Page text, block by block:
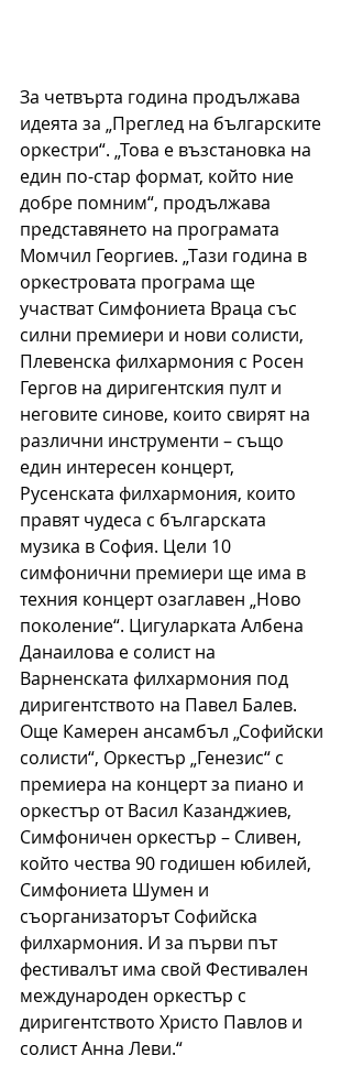
За четвърта година продължава
идеята за „Преглед на българските
оркестри“. „Това е възстановка на
един по-стар формат, който ние
добре помним“, продължава
представянето на програмата
Момчил Георгиев. „Тази година в
оркестровата програма ще
участват Симфониета Враца със
силни премиери и нови солисти,
Плевенска филхармония с Росен
Гергов на диригентския пулт и
неговите синове, които свирят на
различни инструменти – също
един интересен концерт,
Русенската филхармония, които
правят чудеса с българската
музика в София. Цели 10
симфонични премиери ще има в
техния концерт озаглавен „Ново
поколение“. Цигуларката Албена
Данаилова е солист на
Варненската филхармония под
диригентството на Павел Балев.
Още Камерен ансамбъл „Софийски
солисти“, Оркестър „Генезис“ с
премиера на концерт за пиано и
оркестър от Васил Казанджиев,
Симфоничен оркестър – Сливен,
който чества 90 годишен юбилей,
Симфониета Шумен и
съорганизаторът Софийска
филхармония. И за първи път
фестивалът има свой Фестивален
международен оркестър с
диригентството Христо Павлов и
солист Анна Леви.“